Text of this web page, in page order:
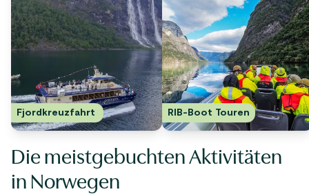
Fjordkreuzfahrt RIB-Boot Touren
Die meistgebuchten Aktivitäten
in Norwegen